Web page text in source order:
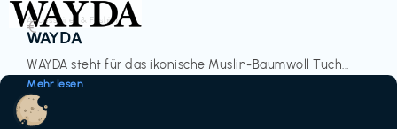
Accessoires & Fashion
WAYDA
WAYDA steht für das ikonische Muslin-Baumwoll Tuch...
Mehr lesen
€‎